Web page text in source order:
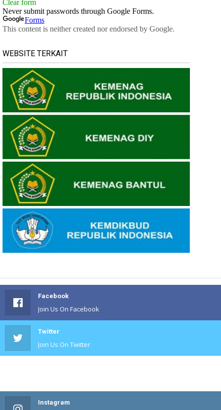
WEBSITE TERKAIT
Facebook
Join Us On Facebook
Twitter
Join Us On Twitter
Instagram